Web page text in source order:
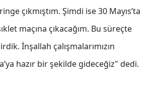
çıkmıştım. Şimdi ise 30 Mayıs’ta
maçına çıkacağım. Bu süreçte
İnşallah çalışmalarımızın
hazır bir şekilde gideceğiz" dedi.